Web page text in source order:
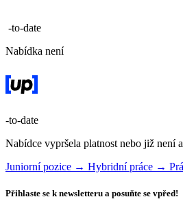
-to-date
Nabídka není
-to-date
Nabídce vypršela platnost nebo již není
Juniorní pozice → Hybridní práce →
Přihlaste se k newsletteru a posuňte se vpřed!